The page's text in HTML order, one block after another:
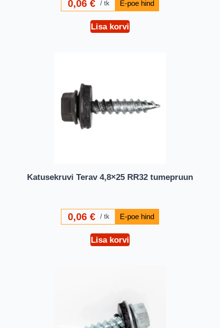
0,06€ tk
Lisa korvi
Katusekruvi Terav 4,8×25 RR32 tumepruun
0,06€ tk
Lisa korvi